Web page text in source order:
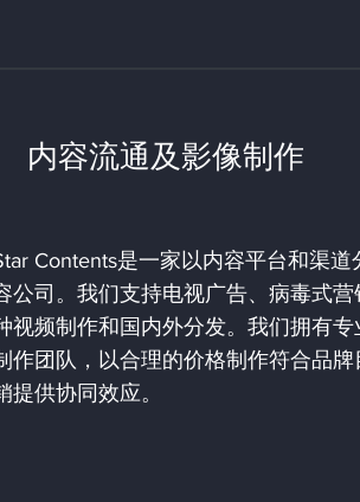
内容流通及影像制作
Contents是一家以内容平台和渠
公司。我们支持电视广告、病毒式
视频制作和国内外分发。我们拥有
作团队，以合理的价格制作符合品
提供协同效应。